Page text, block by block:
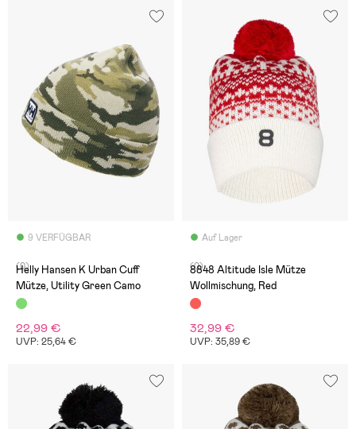
9 VERFÜGBAR
(0)
Helly Hansen K Urban Cuff
Mütze, Utility Green Camo
22,99 €
UVP: 25,64 €
Auf Lager
(0)
8848 Altitude Isle Mütze
Wollmischung, Red
32,99 €
UVP: 35,89 €